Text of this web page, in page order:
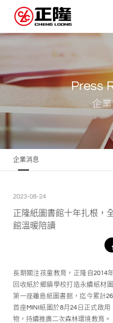
Press
企
企業消息
2023-08-24
正隆紙圖書館十年扎根，
館溫暖陪讀
長期關注孩童教育，正隆自2014
回收紙於鄉鎮學校打造永續紙材
第一座離島紙圖書館，迄今累計
首座MINI紙圖於8月24日正式啟
物，持續推廣二次森林環境教育。